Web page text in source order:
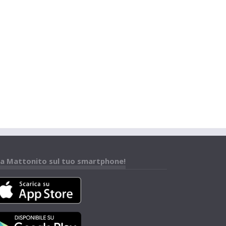
Mattonito sul tuo smartphone!